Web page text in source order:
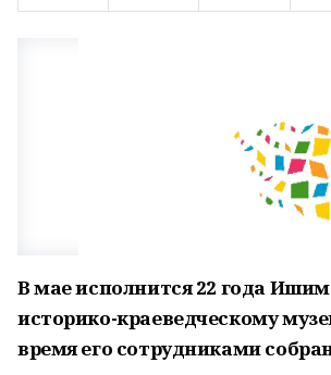
В мае исполнится 22 года
историко-краеведческому
время его сотрудниками